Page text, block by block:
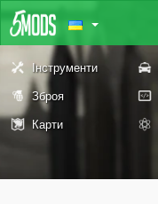
Інструменти
Зброя
Карти